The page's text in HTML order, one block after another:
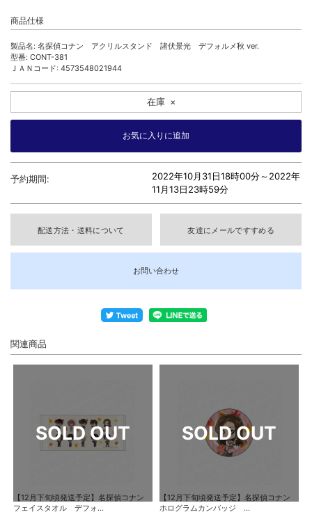
商品仕様
製品名: 名探偵コナン アクリルスタンド 諸伏景光 デフォルメ秋 ver.
型番: CONT-381
ＪＡＮコード: 4573548021944
在庫 ×
予約期間: 2022年10月31日18時00分～2022年
11月13日23時59分
配送方法・送料について 友達にメールですすめる
お問い合わせ
関連商品
【12月下旬頃発送予定】名探偵コナン
フェイスタオル デフォ...
【12月下旬頃発送予定】名探偵コナン
ホログラムカンバッジ ...